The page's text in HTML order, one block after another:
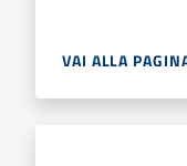
VAI ALLA